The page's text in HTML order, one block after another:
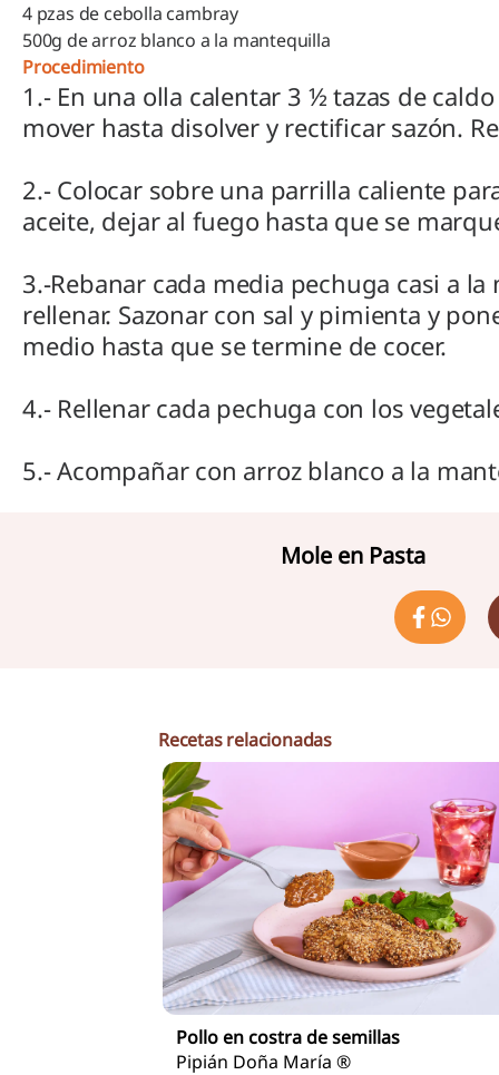
4 pzas de cebolla cambray
500g de arroz blanco a la mantequilla
Procedimiento
1.- En una olla calentar 3 ½ tazas de
mover hasta disolver y rectificar sazón.
2.- Colocar sobre una parrilla caliente
aceite, dejar al fuego hasta que se
3.-Rebanar cada media pechuga casi a
rellenar. Sazonar con sal y pimienta y
medio hasta que se termine de cocer.
4.- Rellenar cada pechuga con los
5.- Acompañar con arroz blanco a la
Mole en Pasta
Recetas relacionadas
Pollo en costra de semillas
Pipián Doña María ®